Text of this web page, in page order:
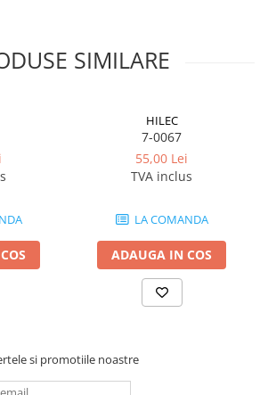
SIMILARE
HILEC
7-0067
55,00 Lei
TVA inclus
LA COMANDA
ADAUGA IN COS
si promotiile noastre